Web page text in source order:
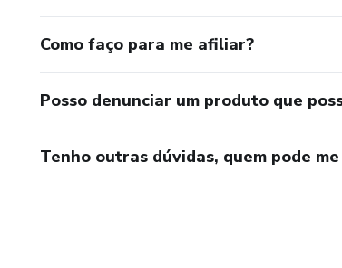
Como faço para me afiliar?
Posso denunciar um produto que
Tenho outras dúvidas, quem pode